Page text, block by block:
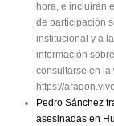
hora, e incluirán
de participación
institucional y a
información
consultarse en la
https://
Pedro Sánchez
asesinadas en